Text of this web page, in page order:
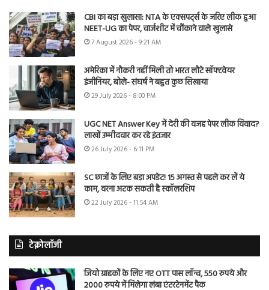
CBI का बड़ा खुलासा: NTA के एक्सपर्ट्स के जरिए लीक हुआ
NEET-UG का पेपर, चार्जशीट में चौंकाने वाले खुलासे
7 August 2026 - 9:21 AM
अमेरिका में नौकरी नहीं मिली तो भारत लौटे सॉफ्टवेयर
इंजीनियर, बोले- संघर्ष ने बहुत कुछ सिखाया
29 July 2026 - 8:00 PM
UGC NET Answer Key में देरी की वजह पेपर लीक विवाद?
लाखों उम्मीदवार कर रहे इंतजार
26 July 2026 - 6:11 PM
SC छात्रों के लिए बड़ा अपडेट! 15 अगस्त से पहले कर लें ये
काम, वरना अटक सकती है स्कॉलरशिप
22 July 2026 - 11:54 AM
टेक्नोलॉजी
जियो ग्राहकों के लिए नए OTT पास लॉन्च, 550 रुपये और
2000 रुपये में मिलेगा लंबा एंटरटेनमेंट पैक